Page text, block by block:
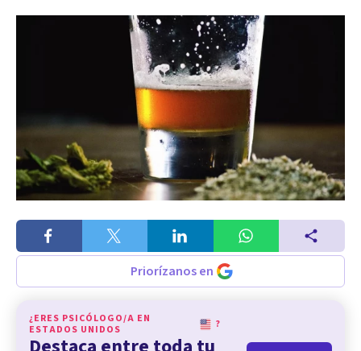
Priorízanos en
¿ERES PSICÓLOGO/A EN
ESTADOS UNIDOS
?